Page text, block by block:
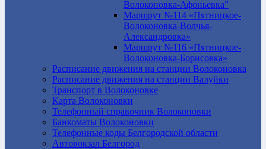
Волоконовка-Афоньевка”
Маршрут №114 «Пятницкое-
Волоконовка-Волчья-
Александровка»
Маршрут №116 «Пятницкое-
Волоконовка-Борисовка»
Расписание движения на станции Волоконовка
Расписание движения на станции Валуйки
Транспорт в Волоконовке
Карта Волоконовки
Телефонный справочник Волоконовки
Банкоматы Волоконовки
Телефонные коды Белгородской области
Автовокзал Белгород